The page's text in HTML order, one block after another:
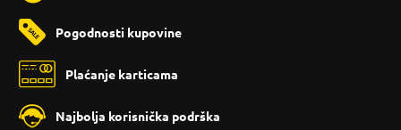
Pogodnosti kupovine
Plaćanje karticama
Najbolja korisnička podrška